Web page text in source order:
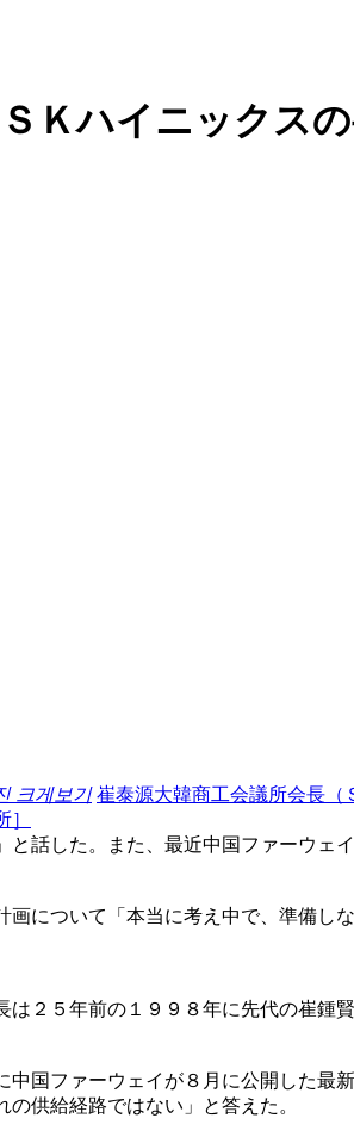
Ｋハイニックス
크게보기 崔泰源大韓商工会議所会長（
話した。また、最近中国ファーウェ
について「本当に考え中で、準備し
２５年前の１９９８年に先代の崔鍾
国ファーウェイが８月に公開した最
供給経路ではない」と答えた。